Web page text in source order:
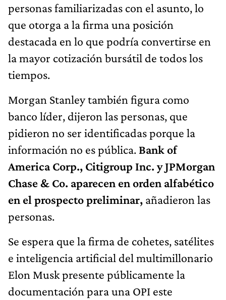
personas familiarizadas con el asunto, lo
que otorga a la firma una posición
destacada en lo que podría convertirse en
la mayor cotización bursátil de todos los
tiempos.
Morgan Stanley también figura como
banco líder, dijeron las personas, que
pidieron no ser identificadas porque la
información no es pública. Bank of
America Corp., Citigroup Inc. y JPMorgan
Chase & Co. aparecen en orden alfabético
en el prospecto preliminar, añadieron las
personas.
Se espera que la firma de cohetes, satélites
e inteligencia artificial del multimillonario
Elon Musk presente públicamente la
documentación para una OPI este